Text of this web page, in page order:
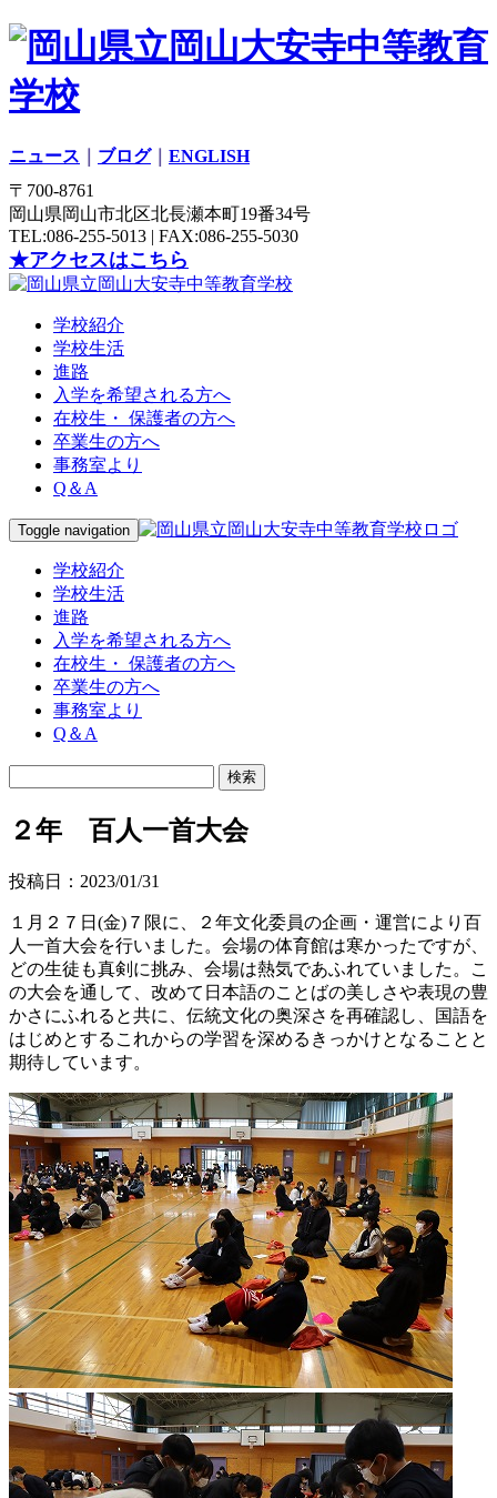
ニュース ブログ｜ ENGLISH
〒700-8761
岡山県岡山市北区北長瀬本町19番34号
TEL:086-255-5013 | FAX:086-255-5030
★アクセスはこちら
学校紹介
学校生活
進路
入学を希望される方へ
在校生・ 保護者の方へ
卒業生の方へ
事務室より
Q＆A
Toggle navigation
学校紹介
学校生活
進路
入学を希望される方へ
在校生・ 保護者の方へ
卒業生の方へ
事務室より
Q＆A
２年 百人一首大会
投稿日：2023/01/31
１月２７日(金)７限に、２年文化委員の企画・運営により百
人一首大会を行いました。会場の体育館は寒かったですが、
どの生徒も真剣に挑み、会場は熱気であふれていました。こ
の大会を通して、改めて日本語のことばの美しさや表現の豊
かさにふれると共に、伝統文化の奥深さを再確認し、国語を
はじめとするこれからの学習を深めるきっかけとなることと
期待しています。